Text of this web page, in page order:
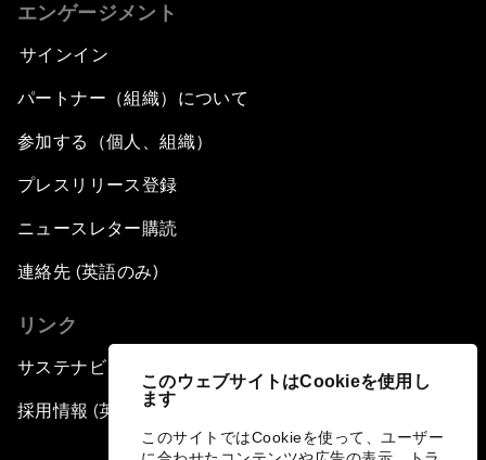
このウェブサイトはCookieを使用し
ます
このサイトではCookieを使って、ユーザー
エンゲージメント
サインイン
パートナー（組織）について
参加する（個人、組織）
プレスリリース登録
ニュースレター購読
連絡先 (英語のみ)
リンク
サステナビリティへの取り組み
採用情報 (英語のみ)